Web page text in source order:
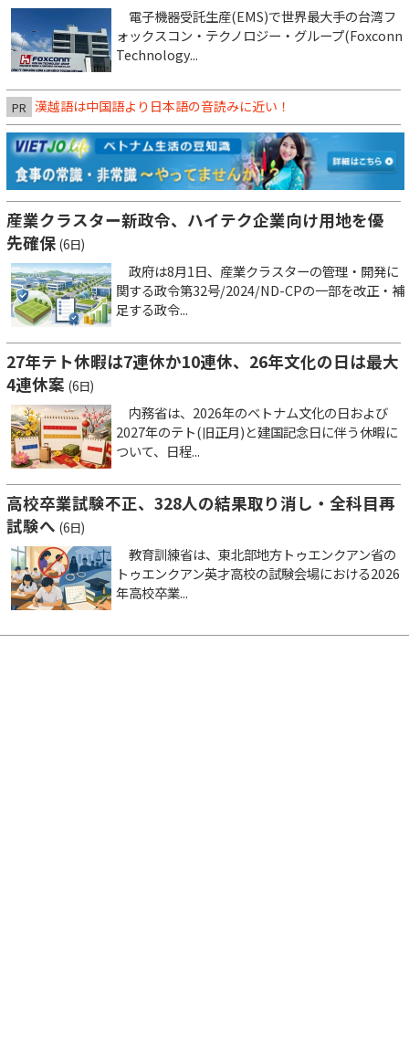
電子機器受託生産(EMS)で世界最大手の台湾フ
ォックスコン・テクノロジー・グループ(Foxconn
Technology...
PR 漢越語は中国語より日本語の音読みに近い！
産業クラスター新政令、ハイテク企業向け用地を優
先確保 (6日)
政府は8月1日、産業クラスターの管理・開発に
関する政令第32号/2024/ND-CPの一部を改正・補
足する政令...
27年テト休暇は7連休か10連休、26年文化の日は最大
4連休案 (6日)
内務省は、2026年のベトナム文化の日および
2027年のテト(旧正月)と建国記念日に伴う休暇に
ついて、日程...
高校卒業試験不正、328人の結果取り消し・全科目再
試験へ (6日)
教育訓練省は、東北部地方トゥエンクアン省の
トゥエンクアン英才高校の試験会場における2026
年高校卒業...